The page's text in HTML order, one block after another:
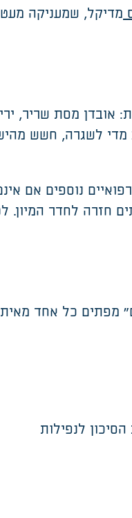
מדיקל, שמעניקה
: אובדן מסת שריר,
לשגרה, חשש
נוספים אם
חזרה לחדר
כל אחד
לנפילות